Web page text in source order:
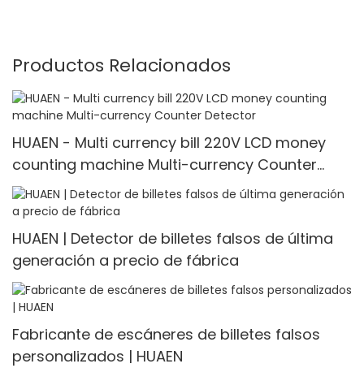
Productos Relacionados
HUAEN - Multi currency bill 220V LCD money
counting machine Multi-currency Counter
<000000> Detector
HUAEN | Detector de billetes falsos de última
generación a precio de fábrica
Fabricante de escáneres de billetes falsos
personalizados | HUAEN